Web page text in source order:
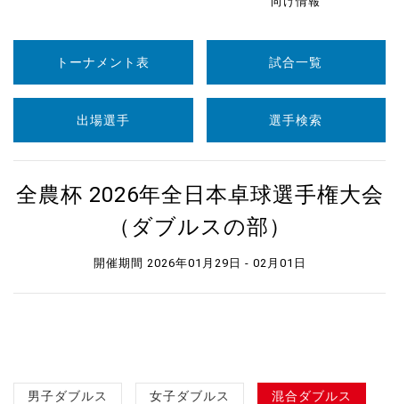
トーナメント表 試合一覧
出場選手 選手検索
全農杯 2026年全日本卓球選手権大会
（ダブルスの部）
開催期間 2026年01月29日 - 02月01日
男子ダブルス 女子ダブルス 混合ダブルス